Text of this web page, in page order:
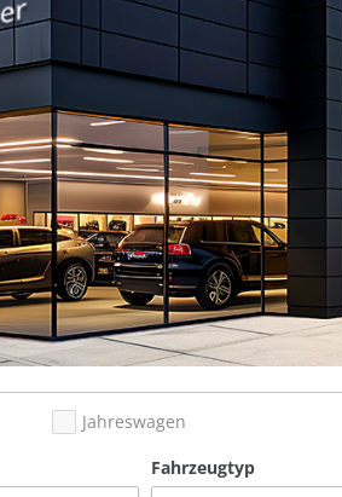
Jahreswagen
Fahrzeugtyp